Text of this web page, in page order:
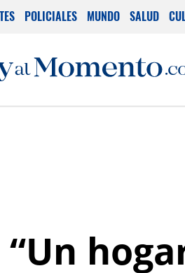
POLICIALES MUNDO SALUD